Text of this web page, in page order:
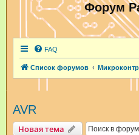
Форум
FAQ
Список форумов
AVR
Новая тема